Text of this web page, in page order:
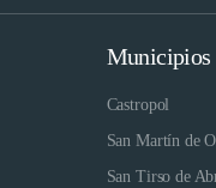
Municipios
Castropol
San Martín de
San Tirso de